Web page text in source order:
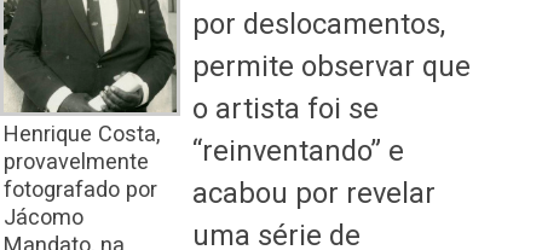
Henrique Costa,
provavelmente
fotografado por
Jácomo
Mandato, na
por deslocamentos,
permite observar que
o artista foi se
“reinventando” e
acabou por revelar
uma série de